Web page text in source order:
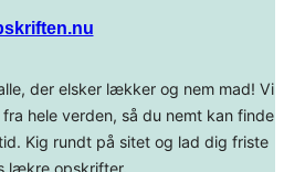
der elsker lækker og nem mad! Vi
hele verden, så du nemt kan finde
Kig rundt på sitet og lad dig friste